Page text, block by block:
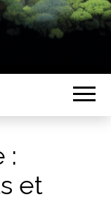
:
et